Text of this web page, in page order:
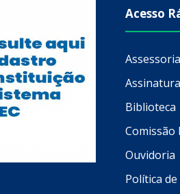
Acesso
Biblioteca
Comissão
Ouvidoria
Política